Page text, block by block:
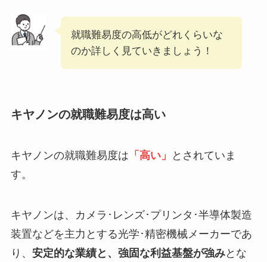
就職難易度の高低がどれくらいな
のか詳しく見ていきましょう！
キヤノンの就職難易度は高い
キヤノンの就職難易度は 「高い」
とされていま
す。
キヤノンは、カメラ･レンズ･プリンタ･半導体製造
装置などを主力とする光学･精密機械メーカーであ
り、 安定的な業績と、強固な利益基盤が強みとな